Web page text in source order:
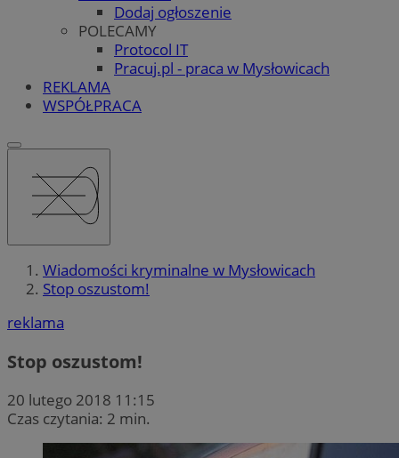
Dodaj ogłoszenie
POLECAMY
Protocol IT
Pracuj.pl - praca w Mysłowicach
REKLAMA
WSPÓŁPRACA
Wiadomości kryminalne w Mysłowicach
Stop oszustom!
reklama
Stop oszustom!
20 lutego 2018 11:15
Czas czytania: 2 min.